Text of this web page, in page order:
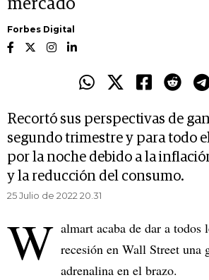
mercado
Forbes Digital
Recortó sus perspectivas de
segundo trimestre y para todo
por la noche debido a la
y la reducción del consumo.
25 Julio de 2022 20.31
W almart acaba de dar a todos
recesión en Wall Street una
adrenalina en el brazo.